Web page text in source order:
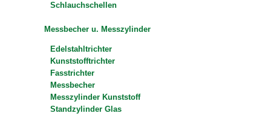
Schlauchschellen
Messbecher u. Messzylinder
Edelstahltrichter
Kunststofftrichter
Fasstrichter
Messbecher
Messzylinder Kunststoff
Standzylinder Glas